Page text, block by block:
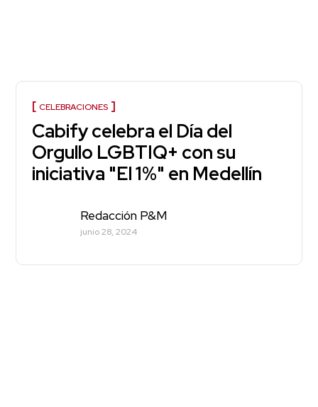
CELEBRACIONES
Cabify celebra el Día del
Orgullo LGBTIQ+ con su
iniciativa "El 1%" en Medellín
Redacción P&M
junio 28, 2024